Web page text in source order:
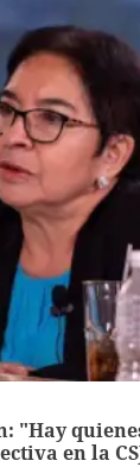
"Hay
en la